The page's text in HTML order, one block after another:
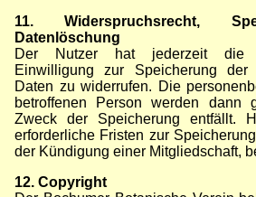
11. Widerspruchsrecht,
Datenlöschung
Der Nutzer hat jederzeit die
Einwilligung zur Speicherung der
Daten zu widerrufen. Die
betroffenen Person werden dann
Zweck der Speicherung entfällt.
erforderliche Fristen zur
der Kündigung einer Mitgliedschaft,
12. Copyright